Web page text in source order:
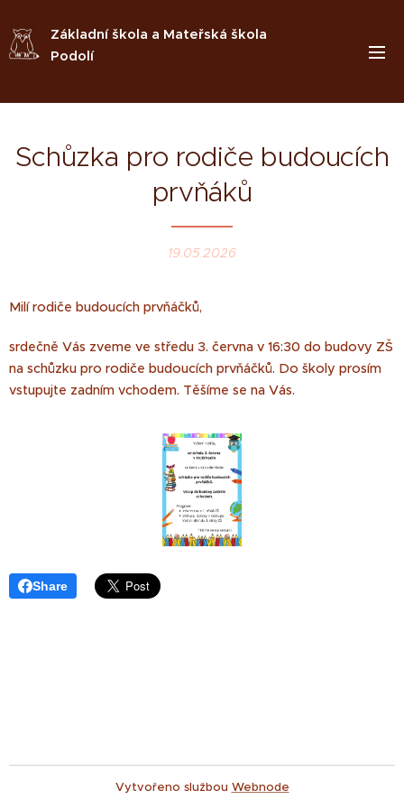
Základní škola a Mateřská škola
Podolí
Schůzka pro rodiče budoucích
prvňáků
19.05.2026
Milí rodiče budoucích prvňáčků,
srdečně Vás zveme ve středu 3. června v 16:30 do budovy ZŠ
na schůzku pro rodiče budoucích prvňáčků. Do školy prosím
vstupujte zadním vchodem. Těšíme se na Vás.
Share
Vytvořeno službou Webnode